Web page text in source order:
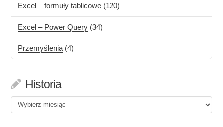
Excel – formuły tablicowe (120)
Excel – Power Query (34)
Przemyślenia (4)
Historia
Historia